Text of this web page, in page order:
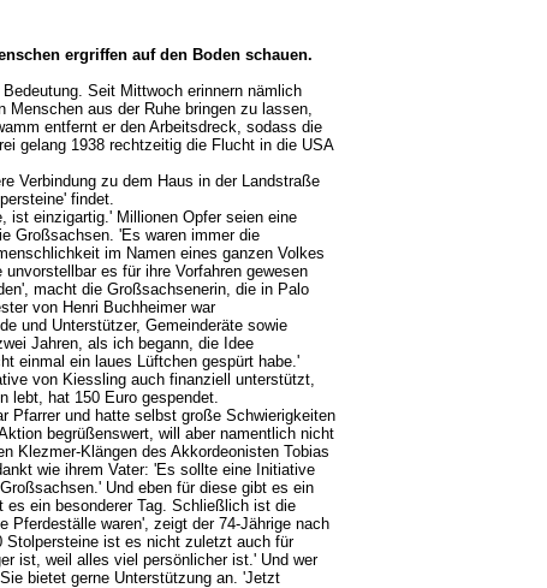
ergriffen auf den Boden schauen.
Seit Mittwoch erinnern nämlich
aus der Ruhe bringen zu lassen,
entfernt er den Arbeitsdreck, sodass die
gelang 1938 rechtzeitig die Flucht in die USA
Verbindung zu dem Haus in der Landstraße
findet.
ist einzigartig.' Millionen Opfer seien eine
Großsachsen. 'Es waren immer die
im Namen eines ganzen Volkes
es für ihre Vorfahren gewesen
macht die Großsachsenerin, die in Palo
von Henri Buchheimer war
und Unterstützer, Gemeinderäte sowie
Jahren, als ich begann, die Idee
einmal ein laues Lüftchen gespürt habe.'
von Kiessling auch finanziell unterstützt,
lebt, hat 150 Euro gespendet.
Pfarrer und hatte selbst große Schwierigkeiten
begrüßenswert, will aber namentlich nicht
Klezmer-Klängen des Akkordeonisten Tobias
wie ihrem Vater: 'Es sollte eine Initiative
Und eben für diese gibt es ein
ein besonderer Tag. Schließlich ist die
Pferdeställe waren', zeigt der 74-Jährige nach
Stolpersteine ist es nicht zuletzt auch für
ist, weil alles viel persönlicher ist.' Und wer
bietet gerne Unterstützung an. 'Jetzt